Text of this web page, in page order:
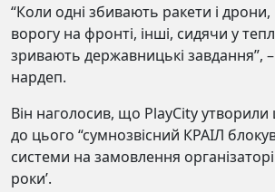
“Коли одні збивають ракети і
ворогу на фронті, інші, сидячи у
зривають державницькі завдання”,
нардеп.
Він наголосив, що PlayCity утворили
до цього “сумнозвісний КРАІЛ
системи на замовлення
роки’.